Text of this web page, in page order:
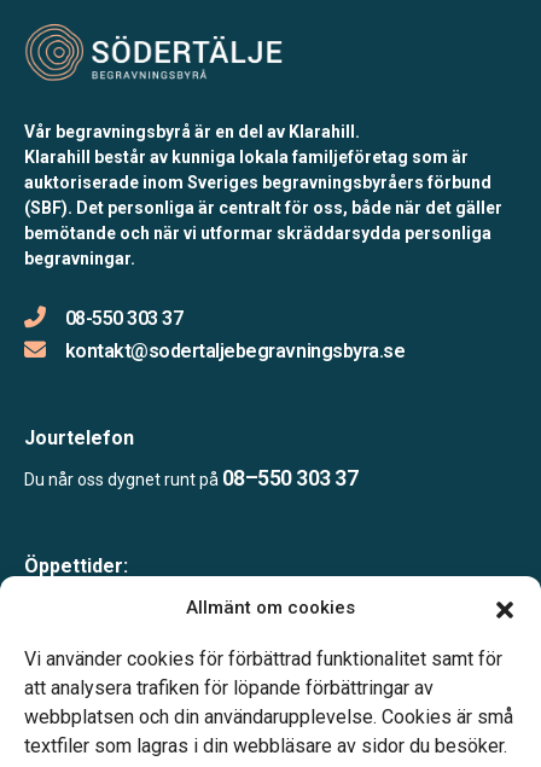
Allmänt om cookies
Vi använder cookies för förbättrad funktionalitet samt för
att analysera trafiken för löpande förbättringar av
webbplatsen och din användarupplevelse. Cookies är små
textfiler som lagras i din webbläsare av sidor du besöker.
Vår begravningsbyrå är en del av Klarahill.
Klarahill består av kunniga lokala familjeföretag som är
auktoriserade inom Sveriges begravningsbyråers förbund
(SBF). Det personliga är centralt för oss, både när det gäller
bemötande och när vi utformar skräddarsydda personliga
begravningar.
08-550 303 37
kontakt@sodertaljebegravningsbyra.se
Jourtelefon
Du når oss dygnet runt på 08–550 303 37
Öppettider:
Lunchstängt 12.00–13.00
Telefonjour dygnet runt